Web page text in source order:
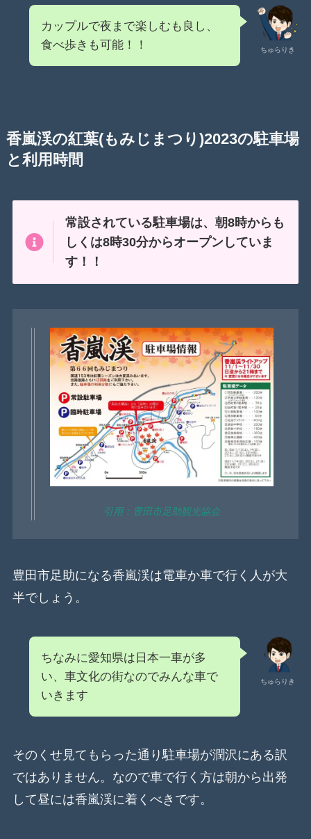
ちゅらりき
カップルで夜まで楽しむも良し、
食べ歩きも可能！！
香嵐渓の紅葉(もみじまつり)2023の駐車場
と利用時間
常設されている駐車場は、朝8時からも
しくは8時30分からオープンしていま
す！！
引用：豊田市足助観光協会
豊田市足助になる香嵐渓は電車か車で行く人が大
半でしょう。
ちゅらりき
ちなみに愛知県は日本一車が多
い、車文化の街なのでみんな車で
いきます
そのくせ見てもらった通り駐車場が潤沢にある訳
ではありません。なので車で行く方は朝から出発
して昼には香嵐渓に着くべきです。